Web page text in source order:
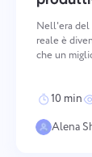
Nell'era del
reale è
che un
10 min
Alena